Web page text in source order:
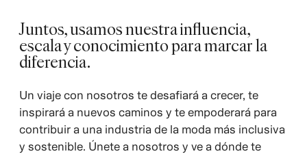
Juntos, usamos nuestra influencia,
escala y conocimiento para marcar la
diferencia.
Un viaje con nosotros te desafiará a crecer, te
inspirará a nuevos caminos y te empoderará para
contribuir a una industria de la moda más inclusiva
y sostenible. Únete a nosotros y ve a dónde te